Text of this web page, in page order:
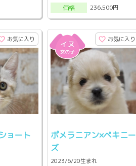
価格
236,500円
お気に入り
ョート
お気に入り
ポメラニアン×ペキニー
ズ
2023/6/20生まれ